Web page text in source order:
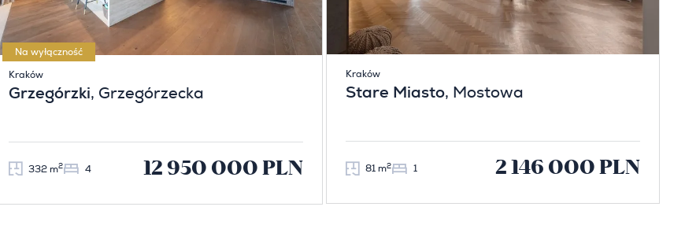
Na wyłączność
Kraków
Grzegórzki, Grzegórzecka
332 m2 4 12 950 000 PLN
Kraków
Stare Miasto, Mostowa
81 m2 1 2 146 000 PLN